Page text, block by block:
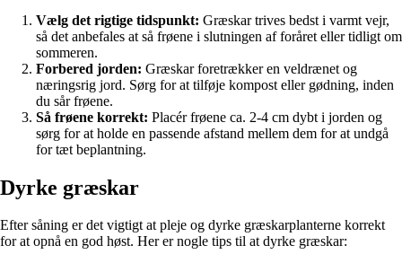
Vælg det rigtige tidspunkt: Græskar trives bedst i varmt vejr,
så det anbefales at så frøene i slutningen af foråret eller tidligt om
sommeren.
Forbered jorden: Græskar foretrækker en veldrænet og
næringsrig jord. Sørg for at tilføje kompost eller gødning, inden
du sår frøene.
Så frøene korrekt: Placér frøene ca. 2-4 cm dybt i jorden og
sørg for at holde en passende afstand mellem dem for at undgå
for tæt beplantning.
Dyrke græskar
Efter såning er det vigtigt at pleje og dyrke græskarplanterne korrekt
for at opnå en god høst. Her er nogle tips til at dyrke græskar: